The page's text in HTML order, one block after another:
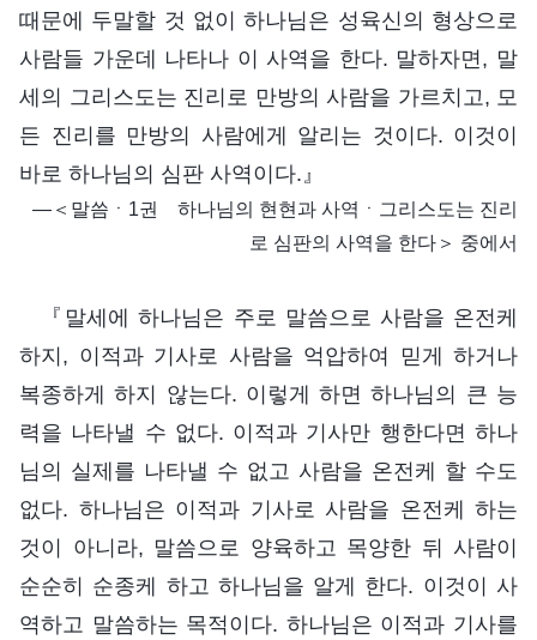
때문에 두말할 것 없이 하나님은 성육신의 형상으로
사람들 가운데 나타나 이 사역을 한다. 말하자면, 말
세의 그리스도는 진리로 만방의 사람을 가르치고, 모
든 진리를 만방의 사람에게 알리는 것이다. 이것이
바로 하나님의 심판 사역이다.』
―＜말씀ㆍ1권 하나님의 현현과 사역ㆍ그리스도는 진리
로 심판의 사역을 한다＞ 중에서
『말세에 하나님은 주로 말씀으로 사람을 온전케
하지, 이적과 기사로 사람을 억압하여 믿게 하거나
복종하게 하지 않는다. 이렇게 하면 하나님의 큰 능
력을 나타낼 수 없다. 이적과 기사만 행한다면 하나
님의 실제를 나타낼 수 없고 사람을 온전케 할 수도
없다. 하나님은 이적과 기사로 사람을 온전케 하는
것이 아니라, 말씀으로 양육하고 목양한 뒤 사람이
순순히 순종케 하고 하나님을 알게 한다. 이것이 사
역하고 말씀하는 목적이다. 하나님은 이적과 기사를